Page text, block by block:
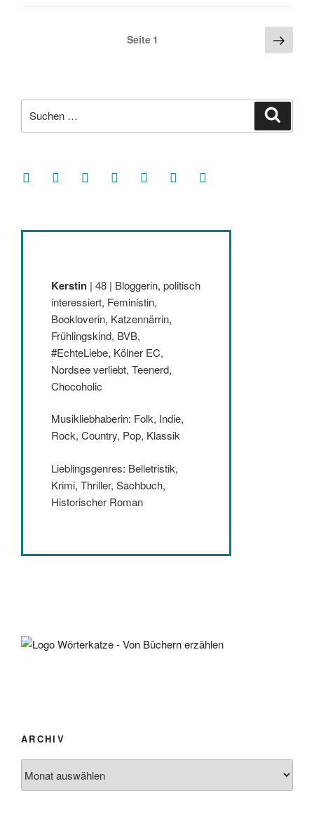
Seitennummerierung
Seite 1
Seite
nach:
facebooksoundcloud
twitter mastodoninstagramthreads goodreads
Kerstin | 48 | Bloggerin, politisch
interessiert, Feministin,
Bookloverin, Katzennärrin,
Frühlingskind, BVB,
#EchteLiebe, Kölner EC,
Nordsee verliebt, Teenerd,
Chocoholic
Musikliebhaberin: Folk, Indie,
Rock, Country, Pop, Klassik
Lieblingsgenres: Belletristik,
Krimi, Thriller, Sachbuch,
Historischer Roman
ARCHIV